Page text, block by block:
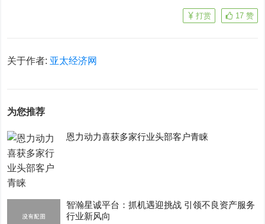
17 赞
打赏
关于作者: 亚太经济网
为您推荐
恩力动力喜获多家行业头部客户青睐
智瀚星诚平台：抓机遇迎挑战 引领不良资产服务
行业新风向